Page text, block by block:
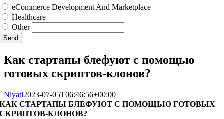
eCommerce Development And Marketplace
Healthcare
Other
Send
Как стартапы блефуют с помощью
готовых скриптов-клонов?
Niyati2023-07-05T06:46:56+00:00
КАК СТАРТАПЫ БЛЕФУЮТ С ПОМОЩЬЮ ГОТОВЫХ
СКРИПТОВ-КЛОНОВ?